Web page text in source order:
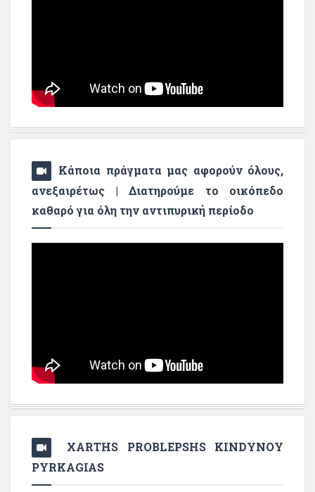
Κάποια πράγματα μας αφορούν όλους,
ανεξαιρέτως | Διατηρούμε το οικόπεδο
καθαρό για όλη την αντιπυρική περίοδο
XARTHS PROBLEPSHS KINDYNOY
PYRKAGIAS